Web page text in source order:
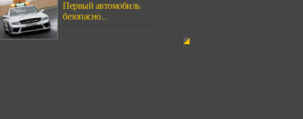
Первый автомобиль
безопасно...